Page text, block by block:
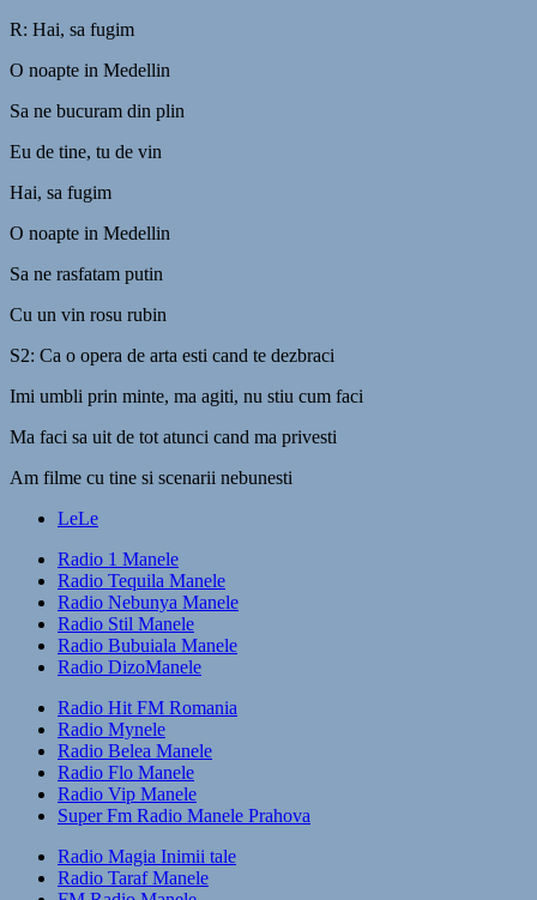
R: Hai, sa fugim
O noapte in Medellin
Sa ne bucuram din plin
Eu de tine, tu de vin
Hai, sa fugim
O noapte in Medellin
Sa ne rasfatam putin
Cu un vin rosu rubin
S2: Ca o opera de arta esti cand te dezbraci
Imi umbli prin minte, ma agiti, nu stiu cum faci
Ma faci sa uit de tot atunci cand ma privesti
Am filme cu tine si scenarii nebunesti
LeLe
Radio 1 Manele
Radio Tequila Manele
Radio Nebunya Manele
Radio Stil Manele
Radio Bubuiala Manele
Radio DizoManele
Radio Hit FM Romania
Radio Mynele
Radio Belea Manele
Radio Flo Manele
Radio Vip Manele
Super Fm Radio Manele Prahova
Radio Magia Inimii tale
Radio Taraf Manele